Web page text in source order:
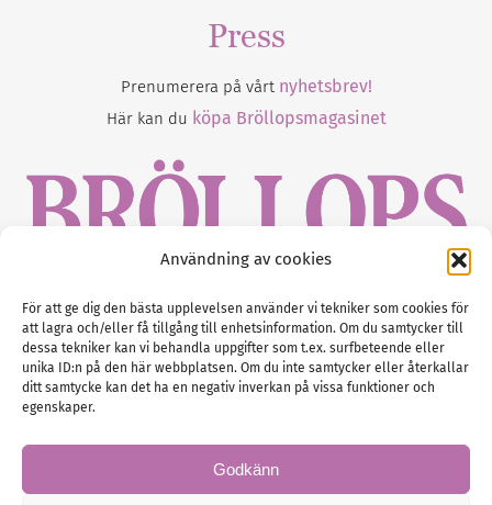
Användning av cookies
För att ge dig den bästa upplevelsen använder vi tekniker som cookies för
att lagra och/eller få tillgång till enhetsinformation. Om du samtycker till
dessa tekniker kan vi behandla uppgifter som t.ex. surfbeteende eller
unika ID:n på den här webbplatsen. Om du inte samtycker eller återkallar
ditt samtycke kan det ha en negativ inverkan på vissa funktioner och
egenskaper.
Godkänn
Press
Prenumerera på vårt nyhetsbrev!
Här kan du köpa Bröllopsmagasinet
Gustaf Mattssons väg 2, 451 50 Uddevalla
Tel :0522-68 11 90
E-post:info@nordicbridalmedia.com